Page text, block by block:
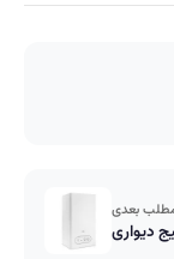
بعدی
دیواری